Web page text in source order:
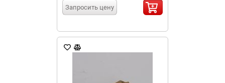
Запросить цену